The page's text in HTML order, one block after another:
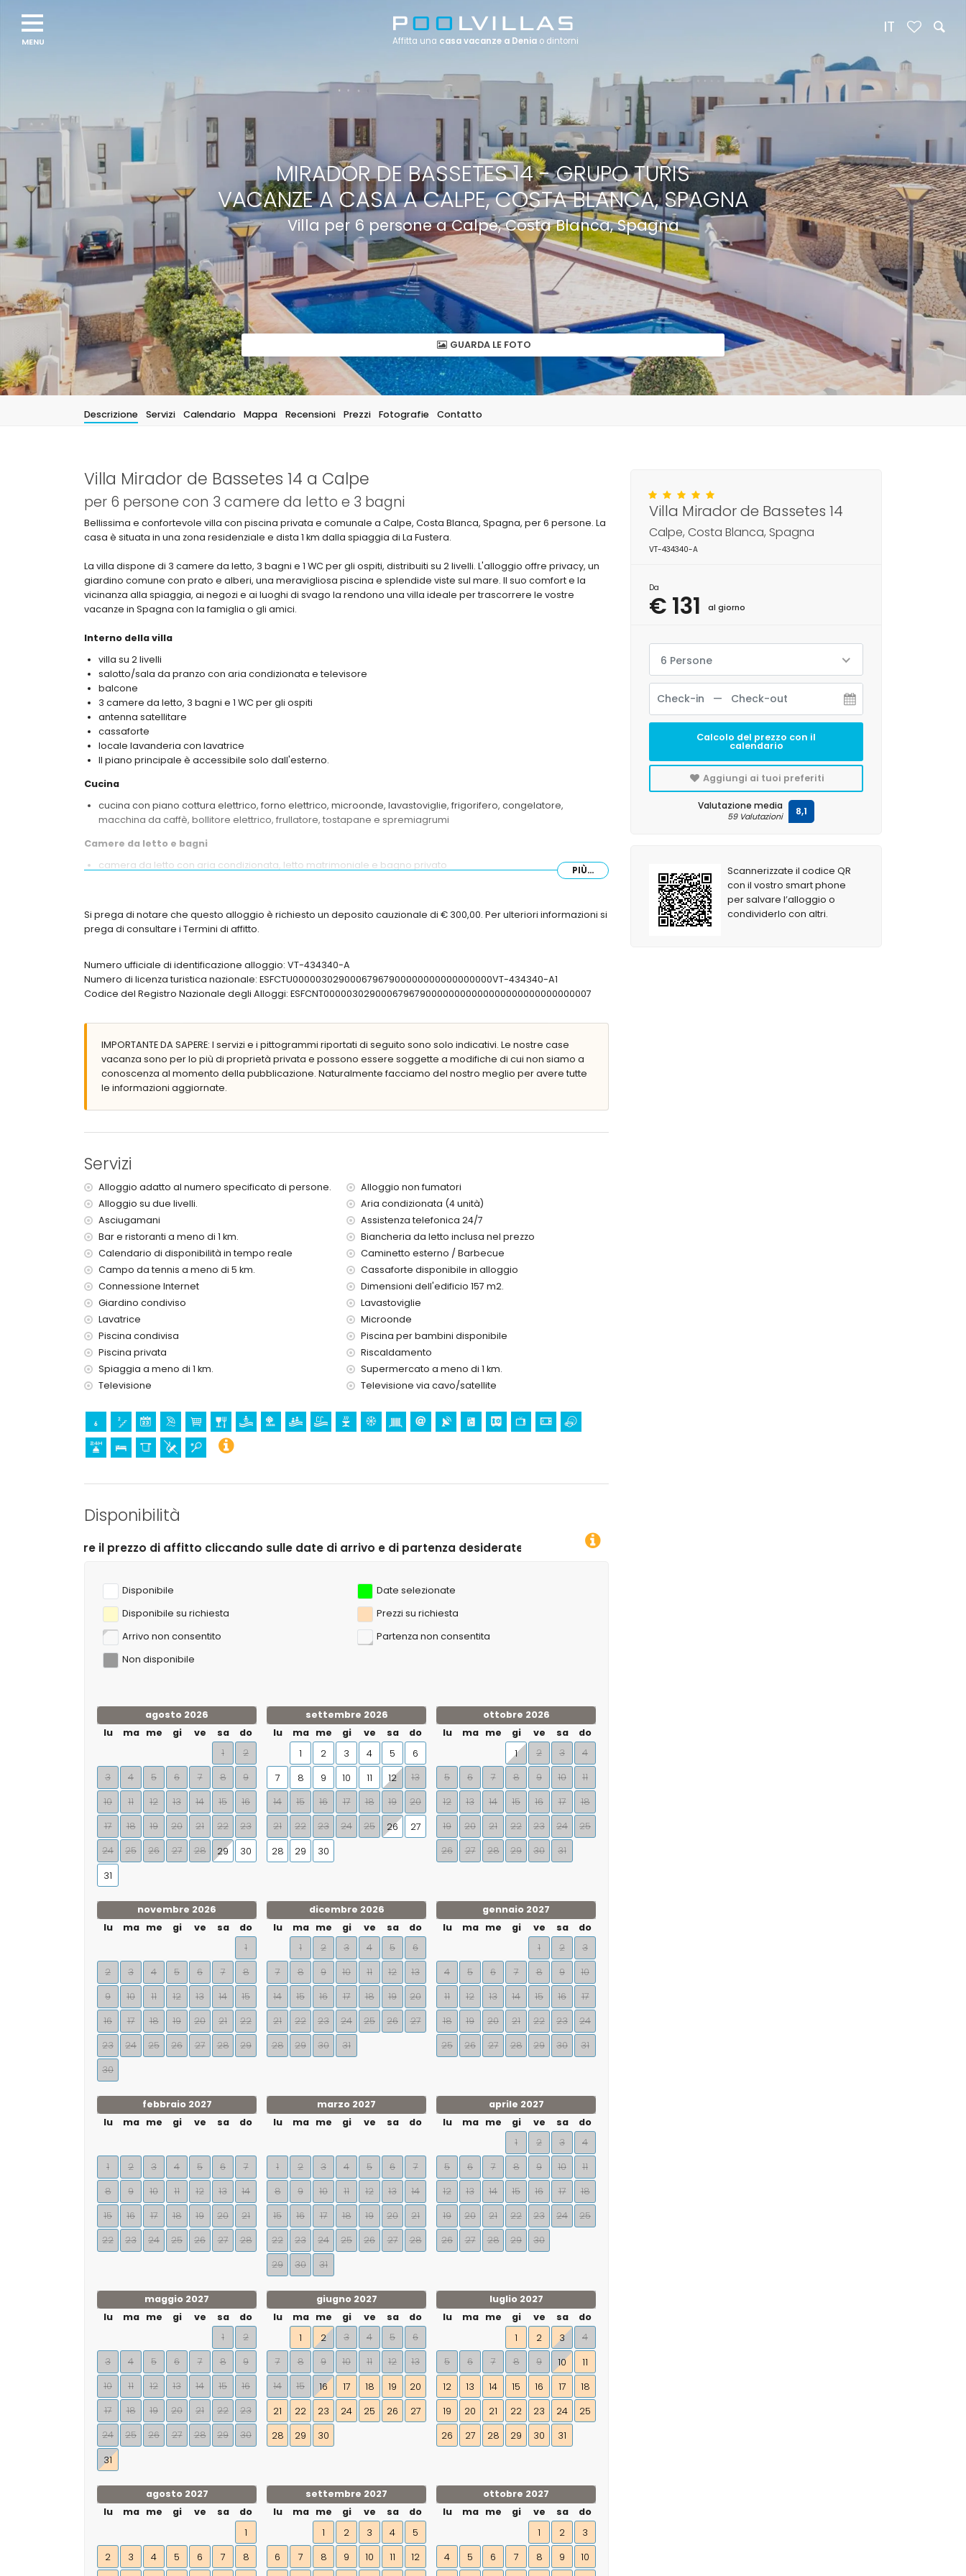
MIRADOR DE BASSETES 14 - GRUPO TURIS
VACANZE A CASA A CALPE, COSTA BLANCA, SPAGNA
Villa per 6 persone a Calpe, Costa Blanca, Spagna
GUARDA LE FOTO
Descrizione Servizi Calendario Mappa Recensioni Prezzi Fotografie Contatto
Villa Mirador de Bassetes 14 a Calpe
per 6 persone con 3 camere da letto e 3 bagni
Bellissima e confortevole villa con piscina privata e comunale a Calpe, Costa Blanca, Spagna, per 6 persone. La
casa è situata in una zona residenziale e dista 1 km dalla spiaggia di La Fustera.
La villa dispone di 3 camere da letto, 3 bagni e 1 WC per gli ospiti, distribuiti su 2 livelli. L'alloggio offre privacy, un
giardino comune con prato e alberi, una meravigliosa piscina e splendide viste sul mare. Il suo comfort e la
vicinanza alla spiaggia, ai negozi e ai luoghi di svago la rendono una villa ideale per trascorrere le vostre
vacanze in Spagna con la famiglia o gli amici.
Interno della villa
villa su 2 livelli
salotto/sala da pranzo con aria condizionata e televisore
balcone
3 camere da letto, 3 bagni e 1 WC per gli ospiti
antenna satellitare
cassaforte
locale lavanderia con lavatrice
Il piano principale è accessibile solo dall'esterno.
Cucina
cucina con piano cottura elettrico, forno elettrico, microonde, lavastoviglie, frigorifero, congelatore,
macchina da caffè, bollitore elettrico, frullatore, tostapane e spremiagrumi
Camere da letto e bagni
camera da letto con aria condizionata, letto matrimoniale e bagno privato
bagno con lavabo singolo, doccia e WC
bagno con lavabo singolo e WC
terreno recintato
piscina privata di 7m x 3.5m
piscina comunale
giardino comune con prato e alberi
barbecue
parcheggio comune
Ulteriori informazioni
spiaggia più vicina: La Fustera (entro 1000 metri dalla villa)
vietato fumare
animali domestici non ammessi
L'alloggio è molto adatto per famiglie con bambini
Servizi e strutture inclusi nel prezzo di affitto della villa
biancheria da letto e asciugamani
servizio di emergenza 24 ore su 24
Servizi e strutture a pagamento
riscaldamento centralizzato e aria condizionata
lettino per bambini/culla (su richiesta)
Sport
tennis (entro 5 chilometri dalla villa)
golf (entro 10 chilometri dalla villa)
PIÙ...
Si prega di notare che questo alloggio è richiesto un deposito cauzionale di € 300,00. Per ulteriori informazioni si
prega di consultare i Termini di affitto.
Numero ufficiale di identificazione alloggio: VT-434340-A
Numero di licenza turistica nazionale: ESFCTU00000302900067967900000000000000000VT-434340-A1
Codice del Registro Nazionale degli Alloggi: ESFCNT00000302900067967900000000000000000000000000007
IMPORTANTE DA SAPERE: I servizi e i pittogrammi riportati di seguito sono solo indicativi. Le nostre case
vacanza sono per lo più di proprietà privata e possono essere soggette a modifiche di cui non siamo a
conoscenza al momento della pubblicazione. Naturalmente facciamo del nostro meglio per avere tutte
le informazioni aggiornate.
Servizi
Alloggio adatto al numero specificato di persone.
Alloggio non fumatori
Alloggio su due livelli.
Aria condizionata (4 unità)
Asciugamani
Assistenza telefonica 24/7
Bar e ristoranti a meno di 1 km.
Biancheria da letto inclusa nel prezzo
Calendario di disponibilità in tempo reale
Caminetto esterno / Barbecue
Campo da tennis a meno di 5 km.
Cassaforte disponibile in alloggio
Connessione Internet
Dimensioni dell'edificio 157 m2.
Giardino condiviso
Lavastoviglie
Lavatrice
Microonde
Piscina condivisa
Piscina per bambini disponibile
Piscina privata
Riscaldamento
Spiaggia a meno di 1 km.
Supermercato a meno di 1 km.
Televisione
Televisione via cavo/satellite
Disponibilità
di affitto cliccando sulle date di arrivo e di partenza desiderate!
Disponibile
Date selezionate
Disponibile su richiesta
Prezzi su richiesta
Arrivo non consentito
Partenza non consentita
Non disponibile
agosto 2026
lu
ma me gi ve sa
do
1
2
3
4 5 6 7 8
9
10
11 12 13 14 15
16
17
18 19 20 21 22
23
24
25 26 27 28 29
30
31
settembre 2026
lu
ma me gi ve sa
do
1
2 3 4 5
6
7
8 9 10 11 12
13
14
15 16 17 18 19
20
21
22 23 24 25 26
27
28
29 30
ottobre 2026
lu
ma me gi ve sa
do
1
2 3
4
5
6 7 8 9 10
11
12
13 14 15 16 17
18
19
20 21 22 23 24
25
26
27 28 29 30 31
novembre 2026
lu
ma me gi ve sa
do
1
2
3 4 5 6 7
8
9
10 11 12 13 14
15
16
17 18 19 20 21
22
23
24 25 26 27 28
29
30
dicembre 2026
lu
ma me gi ve sa
do
1
2 3 4 5
6
7
8 9 10 11 12
13
14
15 16 17 18 19
20
21
22 23 24 25 26
27
28
29 30 31
gennaio 2027
lu
ma me gi ve sa
do
1
2
3
4
5 6 7 8 9
10
11
12 13 14 15 16
17
18
19 20 21 22 23
24
25
26 27 28 29 30 31
febbraio 2027
lu
ma me gi ve sa do
1 2 3 4 5 6
7
8
9 10 11 12 13
14
15
16 17 18 19 20
21
22
23 24 25 26 27 28
marzo 2027
lu
ma me gi ve sa do
1 2 3 4 5 6
7
8
9 10 11 12 13
14
15
16 17 18 19 20
21
22
23 24 25 26 27
28
29
30 31
aprile 2027
lu
ma me gi ve sa
do
1
2 3
4
5
6 7 8 9 10
11
12
13 14 15 16 17
18
19
20 21 22 23 24
25
26
27 28 29 30
maggio 2027
lu
ma me gi ve sa
do
1
2
3
4 5 6 7 8
9
10
11 12 13 14 15
16
17
18 19 20 21 22
23
24
25 26 27 28 29 30
31
giugno 2027
lu
ma me gi ve sa
do
1
2 3 4 5
6
7
8 9 10 11 12
13
14
15 16 17 18 19
20
21
22 23 24 25 26
27
28
29 30
luglio 2027
lu
ma me gi ve sa
do
1
2 3
4
5
6 7 8 9 10
11
12
13 14 15 16 17
18
19
20 21 22 23 24
25
26
27 28 29 30 31
agosto 2027
lu
ma me gi ve sa
do
1
2
3 4 5 6 7
8
settembre 2027
lu
ma me gi ve sa
do
1
2 3 4
5
6
7 8 9 10 11
12
ottobre 2027
lu
ma me gi ve sa
do
1
2
3
4
5 6 7 8 9
10
Villa Mirador de Bassetes 14
Calpe, Costa Blanca, Spagna
VT-434340-A
Da
€ 131 al giorno
6 Persone
Calcolo del prezzo con il
calendario
Aggiungi ai tuoi preferiti
Valutazione media
59 Valutazioni 8,1
Scannerizzate il codice QR
con il vostro smart phone
per salvare l’alloggio o
condividerlo con altri.
Affitta una casa vacanze a Deniao dintorni
IT